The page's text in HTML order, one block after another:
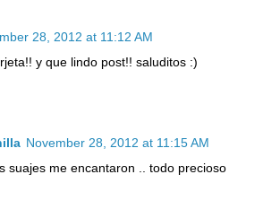
28, 2012 at 11:12 AM
y que lindo post!! saluditos :)
November 28, 2012 at 11:15 AM
suajes me encantaron .. todo precioso